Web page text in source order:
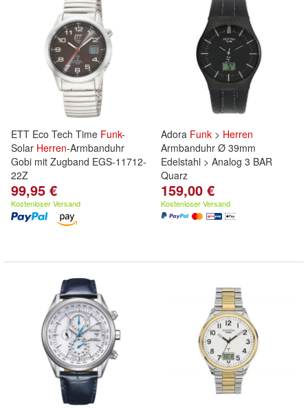
ETT Eco Tech Time Funk-
Solar Herren-Armbanduhr
Gobi mit Zugband EGS-11712-
22Z
99,95 €
Kostenloser Versand
Adora Funk > Herren
Armbanduhr Ø 39mm
Edelstahl > Analog 3 BAR
Quarz
159,00 €
Kostenloser Versand